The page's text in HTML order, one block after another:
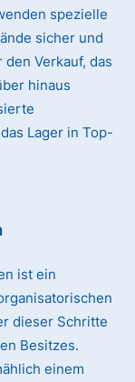
spezielle
sicher und
Verkauf, das
hinaus
Lager in Top-
ist ein
dieser Schritte
Besitzes.
einem